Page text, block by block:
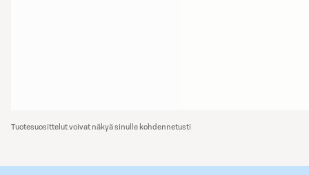
Tuotesuosittelut voivat näkyä sinulle kohdennetusti